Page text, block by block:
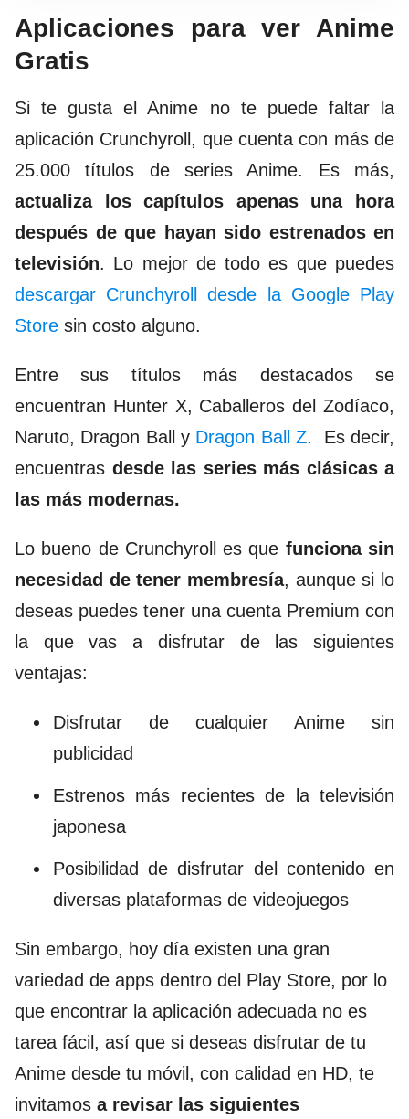
Aplicaciones para ver Anime
Gratis
Si te gusta el Anime no te puede faltar la
aplicación Crunchyroll, que cuenta con más de
25.000 títulos de series Anime. Es más,
actualiza los capítulos apenas una hora
después de que hayan sido estrenados en
televisión. Lo mejor de todo es que puedes
descargar Crunchyroll desde la Google Play
Store sin costo alguno.
Entre sus títulos más destacados se
encuentran Hunter X, Caballeros del Zodíaco,
Naruto, Dragon Ball y Dragon Ball Z. Es decir,
encuentras desde las series más clásicas a
las más modernas.
Lo bueno de Crunchyroll es que funciona sin
necesidad de tener membresía, aunque si lo
deseas puedes tener una cuenta Premium con
la que vas a disfrutar de las siguientes
ventajas:
Disfrutar de cualquier Anime sin
publicidad
Estrenos más recientes de la televisión
japonesa
Posibilidad de disfrutar del contenido en
diversas plataformas de videojuegos
Sin embargo, hoy día existen una gran
variedad de apps dentro del Play Store, por lo
que encontrar la aplicación adecuada no es
tarea fácil, así que si deseas disfrutar de tu
Anime desde tu móvil, con calidad en HD, te
invitamos a revisar las siguientes